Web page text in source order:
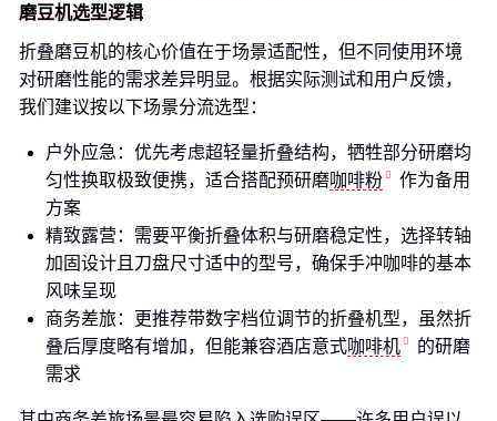
磨豆机选型逻辑
折叠磨豆机的核心价值在于场景适配性，但不同使用环境
对研磨性能的需求差异明显。根据实际测试和用户反馈，
我们建议按以下场景分流选型：
户外应急：优先考虑超轻量折叠结构，牺牲部分研磨均
匀性换取极致便携，适合搭配预研磨咖啡粉
作为备用
方案
精致露营：需要平衡折叠体积与研磨稳定性，选择转轴
加固设计且刀盘尺寸适中的型号，确保手冲咖啡的基本
风味呈现
商务差旅：更推荐带数字档位调节的折叠机型，虽然折
叠后厚度略有增加，但能兼容酒店意式咖啡机
的研磨
需求